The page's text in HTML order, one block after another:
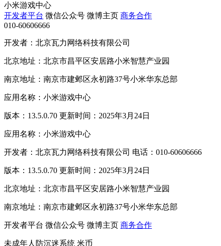
小米游戏中心
开发者平台 微信公众号 微博主页 商务合作
010-60606666
开发者：北京瓦力网络科技有限公司
北京地址：北京市昌平区安居路小米智慧产业园
南京地址：南京市建邺区永初路37号小米华东总部
应用名称：小米游戏中心
版本：13.5.0.70 更新时间：2025年3月24日
应用名称：小米游戏中心
开发者：北京瓦力网络科技有限公司 电话：010-60606666
版本：13.5.0.70 更新时间：2025年3月24日
北京地址：北京市昌平区安居路小米智慧产业园
南京地址：南京市建邺区永初路37号小米华东总部
开发者平台 微信公众号 微博主页 商务合作
未成年人防沉迷系统 米币